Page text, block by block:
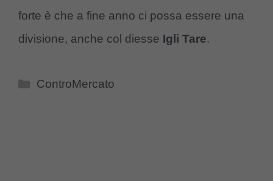
forte è che a fine anno ci possa essere una
divisione, anche col diesse Igli Tare.
Categorie
ControMercato